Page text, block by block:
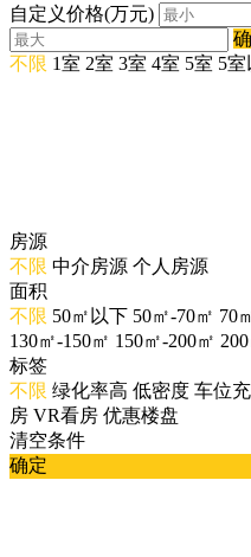
自定义价格(万元)
不限 1室 2室 3室 4室 5室 5室
房源
不限 中介房源 个人房源
面积
不限 50㎡以下 50㎡-70㎡ 70
130㎡-150㎡ 150㎡-200㎡
标签
不限 绿化率高 低密度 车位
房 VR看房 优惠楼盘
清空条件
确定